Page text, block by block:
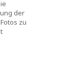
der
zu